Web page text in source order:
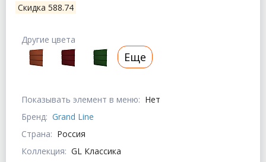
Скидка 588.74
Показывать элемент в меню: Нет
Бренд: Grand Line
Страна: Россия
Коллекция: GL Классика
Другие цвета
Еще